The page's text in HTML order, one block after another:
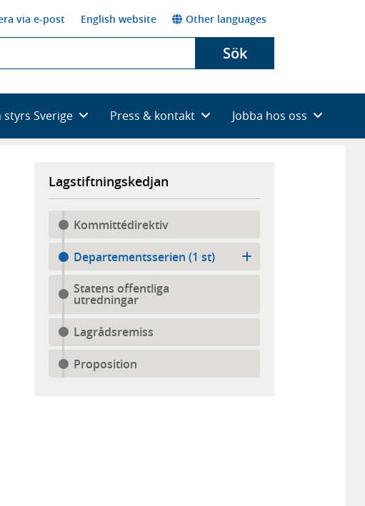
via e-post English website Other languages
Sök
styrs Sverige Press & kontakt Jobba hos oss
Lagstiftningskedjan
Kommittédirektiv
Departementsserien (1 st)
Statens offentliga
utredningar
Lagrådsremiss
Proposition